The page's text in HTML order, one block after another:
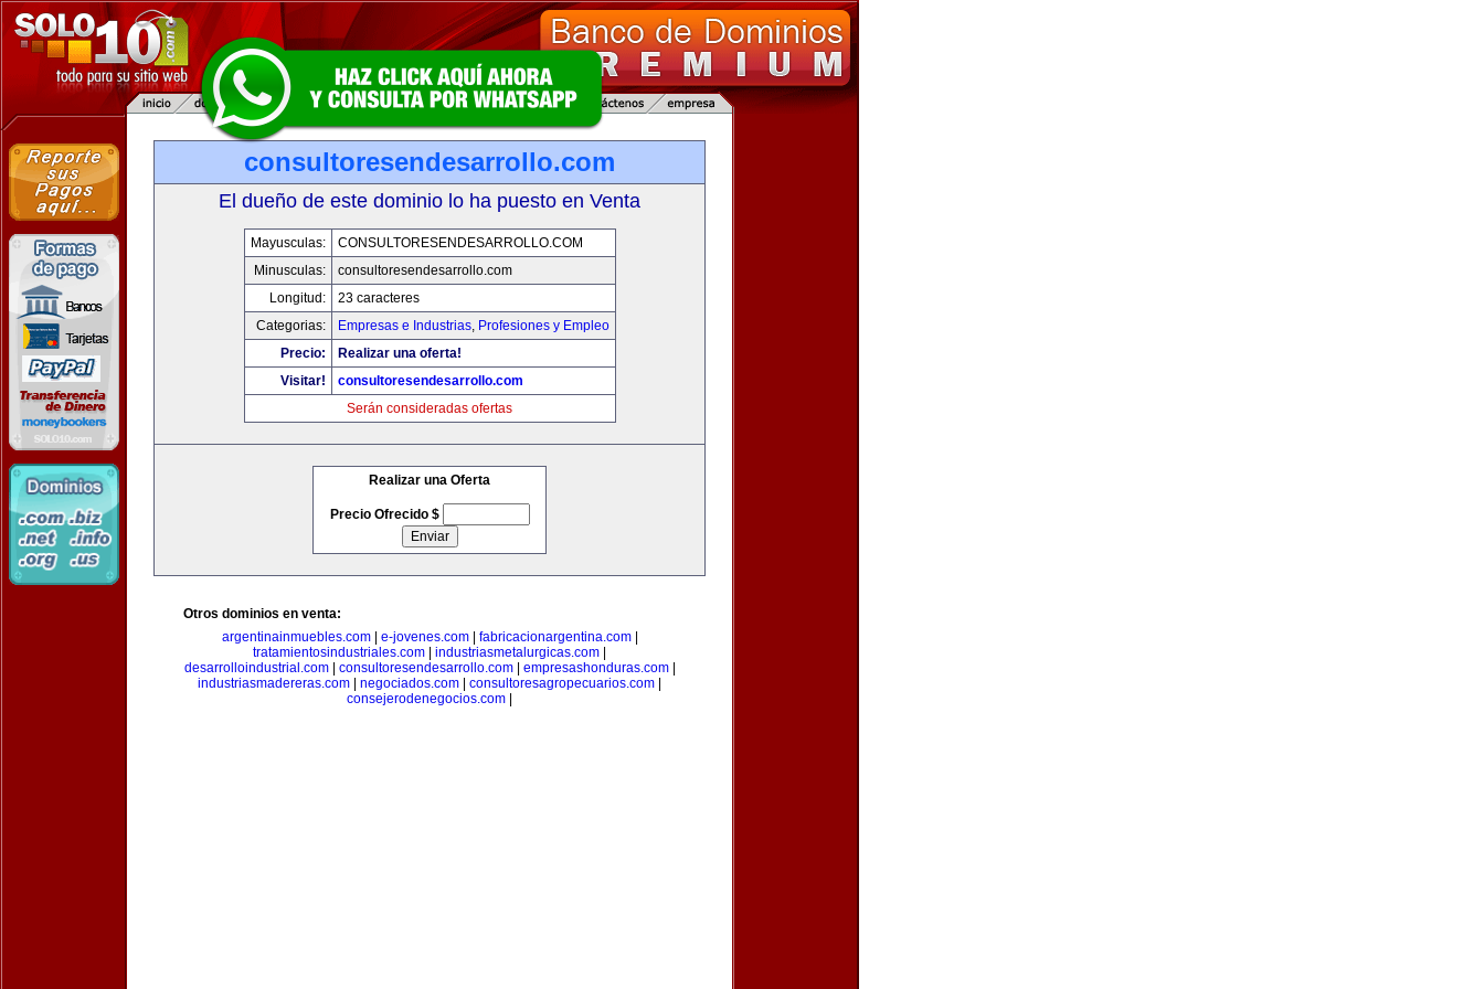
consultoresendesarrollo.com
El dueño de este dominio lo ha puesto en Venta
Mayusculas:
CONSULTORESENDESARROLLO.COM
Minusculas:
consultoresendesarrollo.com
Longitud:
23 caracteres
Categorias:
Empresas e Industrias, Profesiones y Empleo
Precio:
Realizar una oferta!
Visitar!
consultoresendesarrollo.com
Serán consideradas ofertas
Realizar una Oferta
Precio Ofrecido $
Otros dominios en venta:
argentinainmuebles.com| e-jovenes.com| fabricacionargentina.com|
tratamientosindustriales.com
industriasmetalurgicas.com
desarrolloindustrial.com| consultoresendesarrollo.com| empresashonduras.com|
industriasmadereras.com
negociados.com consultoresagropecuarios.com
consejerodenegocios.com